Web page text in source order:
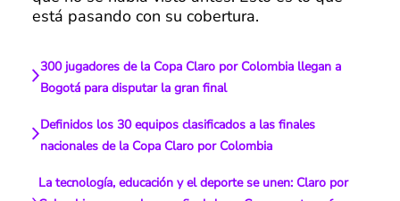
está pasando con su cobertura.
300 jugadores de la Copa Claro por Colombia llegan a
Bogotá para disputar la gran final
Definidos los 30 equipos clasificados a las finales
nacionales de la Copa Claro por Colombia
La tecnología, educación y el deporte se unen: Claro por